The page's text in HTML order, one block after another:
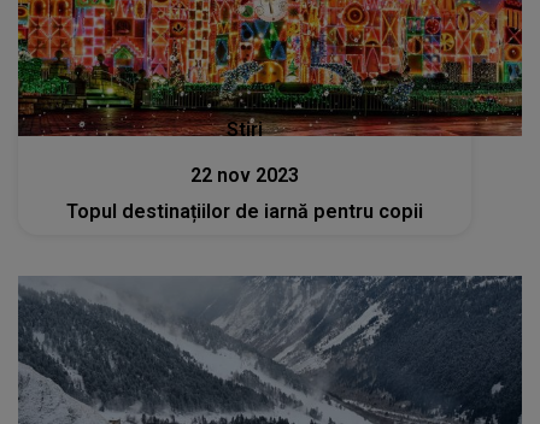
Stiri
22 nov 2023
Topul destinațiilor de iarnă pentru copii